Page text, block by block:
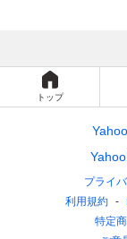
トップ
プライ
利用規約
特定